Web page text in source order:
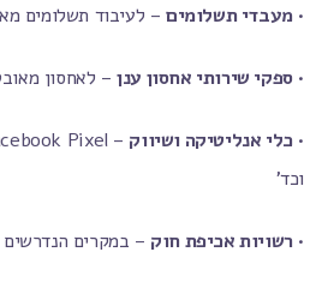
• מעבדי תשלומים – לעיבוד תשלומים
• ספקי שירותי אחסון ענן– לאחסון
• כלי אנליטיקה ושיווק
Pixel
וכד'
• רשויות אכיפת חוק – במקרים הנדרשים